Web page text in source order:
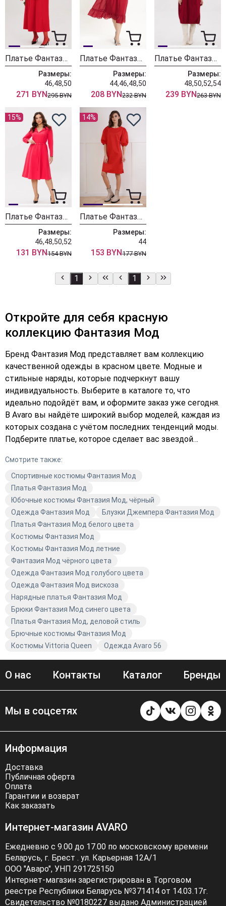
Платье Фантазия Мод 4886
Размеры:
46,48,50
271 BYN295 BYN
Платье Фантазия Мод 4771 малина
Размеры:
44,46,48,50
208 BYN232 BYN
Платье Фантазия Мод 4708
Размеры:
48,50,52,54
239 BYN263 BYN
15%
Платье Фантазия Мод 4394 красный
Размеры:
46,48,50,52
131 BYN154 BYN
14%
Платье Фантазия Мод 4078 красное
Размеры:
44
153 BYN177 BYN
1 1
Откройте для себя красную
коллекцию Фантазия Мод
Бренд Фантазия Мод представляет вам коллекцию
качественной одежды в красном цвете. Модные и
стильные наряды, которые подчеркнут вашу
индивидуальность. Выберите в каталоге то, что
идеально подойдёт вам, и оформите заказ уже сегодня.
В Avaro вы найдёте широкий выбор моделей, каждая из
которых создана с учётом последних тенденций моды.
Подберите платье, которое сделает вас звездой
обновить свой гардероб с качественной и модной
одеждой Avaro. Закажите с доставкой прямо сейчас и
добавьте яркие акценты в свой образ.
Смотрите также:
Спортивные костюмы Фантазия Мод
Платья Фантазия Мод
Юбочные костюмы Фантазия Мод, чёрный
Одежда Фантазия Мод
Блузки Джемпера Фантазия Мод
Платья Фантазия Мод белого цвета
Костюмы Фантазия Мод
Костюмы Фантазия Мод летние
Фантазия Мод чёрного цвета
Одежда Фантазия Мод голубого цвета
Одежда Фантазия Мод вискоза
Нарядные платья Фантазия Мод
Брюки Фантазия Мод синего цвета
Платья Фантазия Мод, деловой стиль
Брючные костюмы Фантазия Мод
Костюмы Vittoria Queen
Одежда Avaro 56
О нас Контакты Каталог Бренды
Мы в соцсетях
Информация
Доставка
Публичная оферта
Оплата
Гарантии и возврат
Как заказать
Интернет-магазин AVARO
Ежедневно с 9.00 до 17.00 по московскому времени
Беларусь, г. Брест . ул. Карьерная 12А/1
ООО "Аваро", УНП 291725150
Интернет-магазин зарегистрирован в Торговом
реестре Республики Беларусь №371414 от 14.03.17г.
Свидетельство №0180227 выдано Администрацией